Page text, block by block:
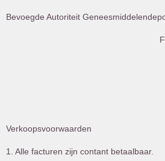
Bevoegde Autoriteit
Verkoopsvoorwaarden
1. Alle facturen zijn contant betaalbaar.